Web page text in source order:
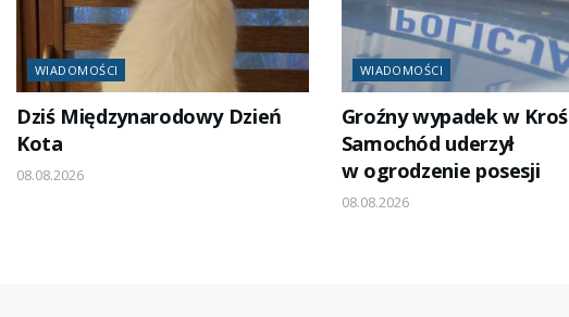
WIADOMOŚCI
Dziś Międzynarodowy Dzień
Kota
08.08.2026
WIADOMOŚCI
Groźny wypadek w
Samochód uderzył
w ogrodzenie posesji
08.08.2026